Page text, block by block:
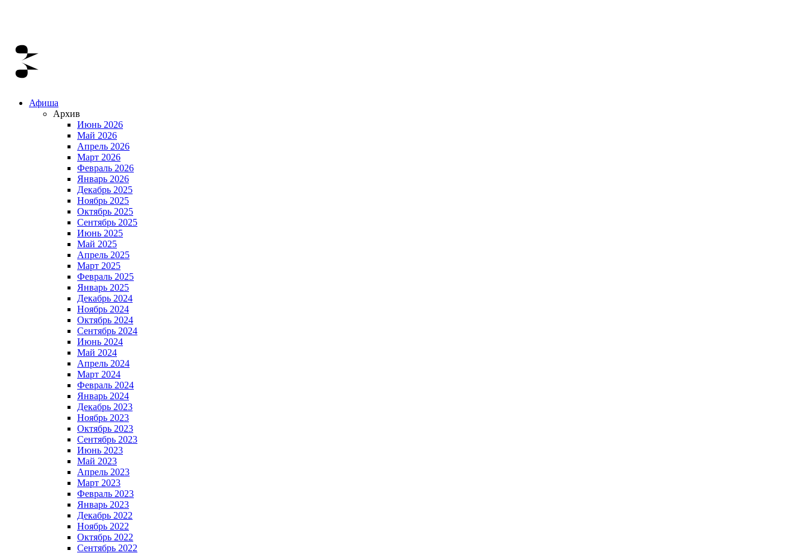
Афиша
Архив
Июнь 2026
Май 2026
Апрель 2026
Март 2026
Февраль 2026
Январь 2026
Декабрь 2025
Ноябрь 2025
Октябрь 2025
Сентябрь 2025
Июнь 2025
Май 2025
Апрель 2025
Март 2025
Февраль 2025
Январь 2025
Декабрь 2024
Ноябрь 2024
Октябрь 2024
Сентябрь 2024
Июнь 2024
Май 2024
Апрель 2024
Март 2024
Февраль 2024
Январь 2024
Декабрь 2023
Ноябрь 2023
Октябрь 2023
Сентябрь 2023
Июнь 2023
Май 2023
Апрель 2023
Март 2023
Февраль 2023
Январь 2023
Декабрь 2022
Ноябрь 2022
Октябрь 2022
Сентябрь 2022